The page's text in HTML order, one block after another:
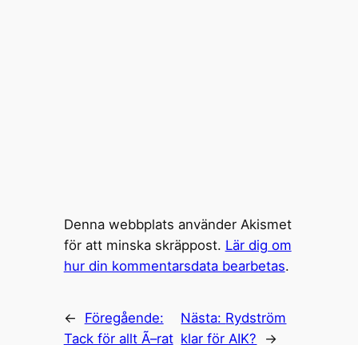
Denna webbplats använder Akismet
för att minska skräppost. Lär dig om
hur din kommentarsdata bearbetas.
←
Föregående:
Tack för allt Ã–rat
Nästa: Rydström
klar för AIK?
→